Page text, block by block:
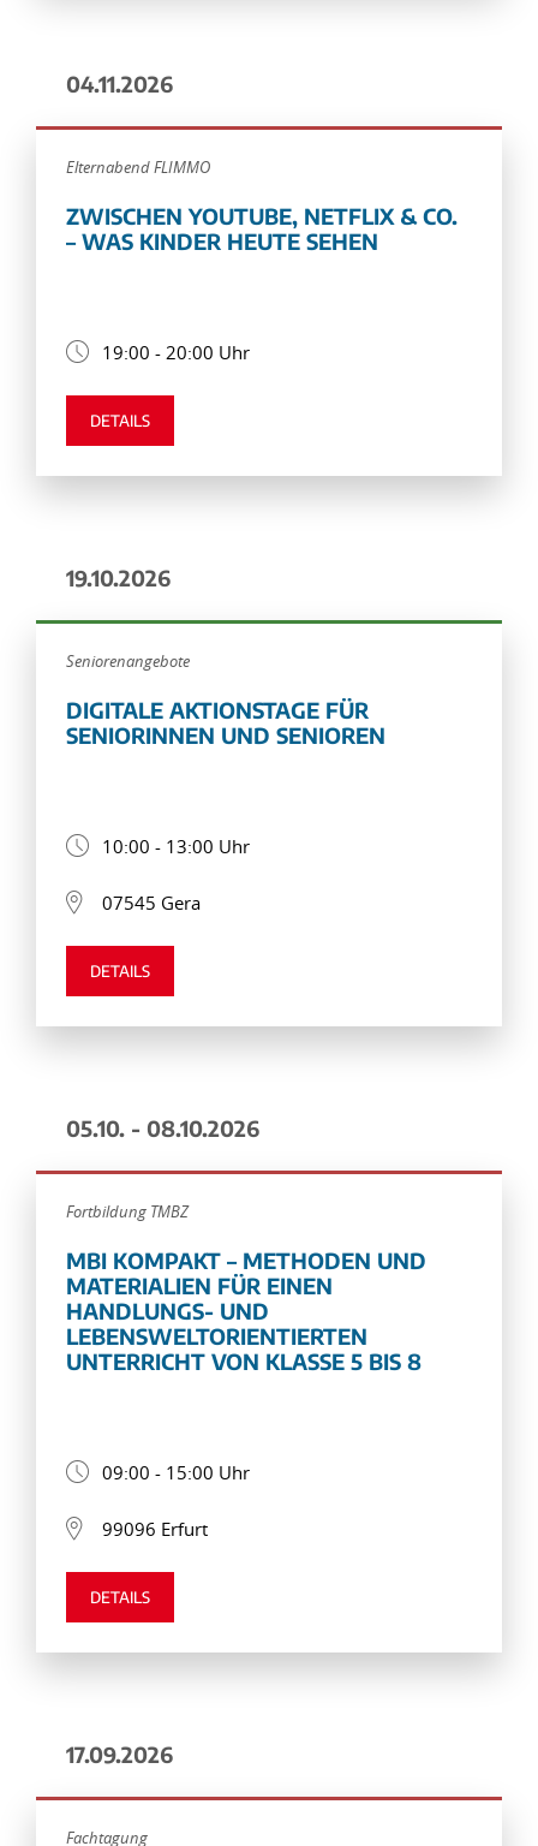
04.11.2026
Elternabend FLIMMO
ZWISCHEN YOUTUBE, NETFLIX & CO.
– WAS KINDER HEUTE SEHEN
19:00 - 20:00 Uhr
DETAILS
19.10.2026
Seniorenangebote
DIGITALE AKTIONSTAGE FÜR
SENIORINNEN UND SENIOREN
10:00 - 13:00 Uhr
07545 Gera
DETAILS
05.10. - 08.10.2026
Fortbildung TMBZ
MBI KOMPAKT – METHODEN UND
MATERIALIEN FÜR EINEN
HANDLUNGS- UND
LEBENSWELTORIENTIERTEN
UNTERRICHT VON KLASSE 5 BIS 8
09:00 - 15:00 Uhr
99096 Erfurt
DETAILS
17.09.2026
Fachtagung